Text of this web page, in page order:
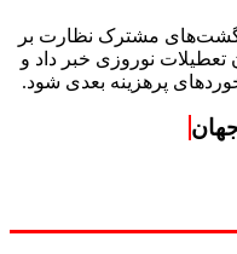
مشترک نظارت بر
تعطیلات نوروزی خبر داد و
پرهزینه بعدی شود.